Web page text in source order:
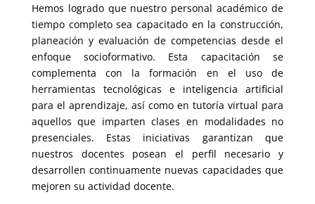
Hemos logrado que nuestro personal académico de
tiempo completo sea capacitado en la construcción,
planeación y evaluación de competencias desde el
enfoque socioformativo. Esta capacitación se
complementa con la formación en el uso de
herramientas tecnológicas e inteligencia artificial
para el aprendizaje, así como en tutoría virtual para
aquellos que imparten clases en modalidades no
presenciales. Estas iniciativas garantizan que
nuestros docentes posean el perfil necesario y
desarrollen continuamente nuevas capacidades que
mejoren su actividad docente.